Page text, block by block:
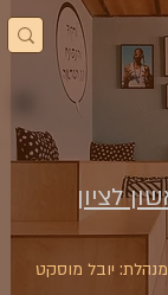
מנהלת: יובל מוסקט